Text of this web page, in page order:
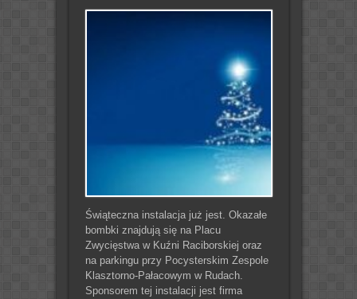
Świąteczna instalacja już jest. Okazałe
bombki znajdują się na Placu
Zwycięstwa w Kuźni Raciborskiej oraz
na parkingu przy Pocysterskim Zespole
Klasztorno-Pałacowym w Rudach.
Sponsorem tej instalacji jest firma